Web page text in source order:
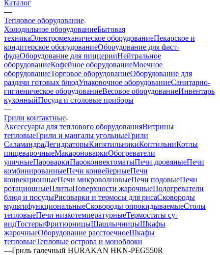
Каталог
—
Тепловое оборудование
Холодильное оборудованиеБытовая
техникаЭлектромеханическое оборудованиеПекарское и
кондитерское оборудованиеОборудование для фаст-
фудаОборудование для пиццерииНейтральное
оборудованиеКофейное оборудованиеМоечное
оборудованиеТорговое оборудованиеОборудование для
раздачи готовых блюдУпаковочное оборудованиеСанитарно-
гигиеническое оборудованиеВесовое оборудованиеИнвентарь
кухонныйПосуда и столовые приборы
—
Грили контактные
Аксессуары для теплового оборудованияВитрины
тепловыеГрили и мангалы угольныеГрили
СаламандраДегидраторыКипятильникиКоптильниКотлы
пищеварочныеМакароноваркиОбогреватели
уличныеПароваркиПароконвектоматыПечи дровяныеПечи
комбинированныеПечи конвейерныеПечи
конвекционныеПечи микроволновыеПечи подовыеПечи
ротационныеПлитыПоверхности жарочныеПодогреватели
блюд и посудыРисоварки и термосы для рисаСковороды
мультифункциональныеСковороды опрокидываемыеСтолы
тепловыеПечи низкотемпературныеТермостаты су-
видТостерыФритюрницыШашлычницыШкафы
жарочныеОборудование расстоечноеШкафы
тепловыеТепловые острова и моноблоки
—Гриль галечный HURAKAN HKN-PEG550R